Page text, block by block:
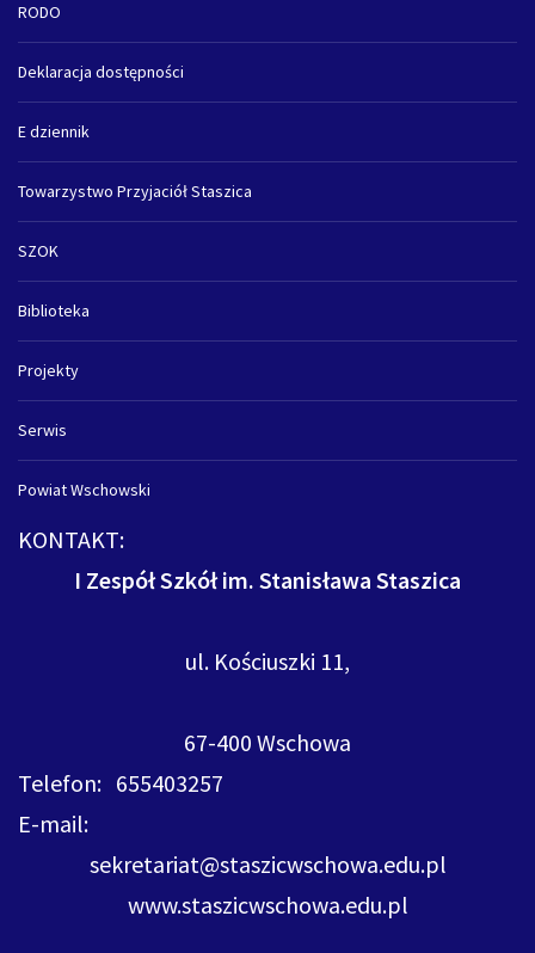
RODO
Deklaracja dostępności
E dziennik
Towarzystwo Przyjaciół Staszica
SZOK
Biblioteka
Projekty
Serwis
Powiat Wschowski
KONTAKT:
I Zespół Szkół im. Stanisława Staszica
ul. Kościuszki 11,
67-400 Wschowa
Telefon: 655403257
E-mail:
sekretariat@staszicwschowa.edu.pl
www.staszicwschowa.edu.pl